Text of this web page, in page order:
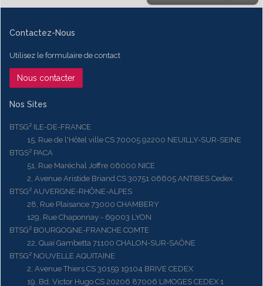
Contactez-Nous
Utilisez le formulaire de contact
Nous contacter
Nos Sites
BTSG² ILE-DE-FRANCE
15, Rue de l'Hôtel ville CS 70005 92200 NEUILLY-SUR-SEINE
BTGS² PACA
51, Rue Maréchal Joffre 06000 NICE
2, Avenue Aristide Briand CS 30751 06605 ANTIBES Cedex
BTSG² AUVERGNE-RHÔNE-ALPES
28, Rue Plaisance 73000 CHAMBERY
129, Rue Chaponnay - 69003 LYON
BTSG² BOURGOGNE-FRANCHE COMTE
22, Quai Gambetta 71100 CHALON-SUR-SAÔNE
BTSG² NOUVELLE AQUITAINE
2, Avenue Thiers CS 30159 19104 BRIVE CEDEX
19, Bd. Victor Hugo CS 20206 87006 LIMOGES CEDEX 1